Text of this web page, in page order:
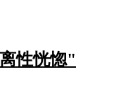
性恍惚"